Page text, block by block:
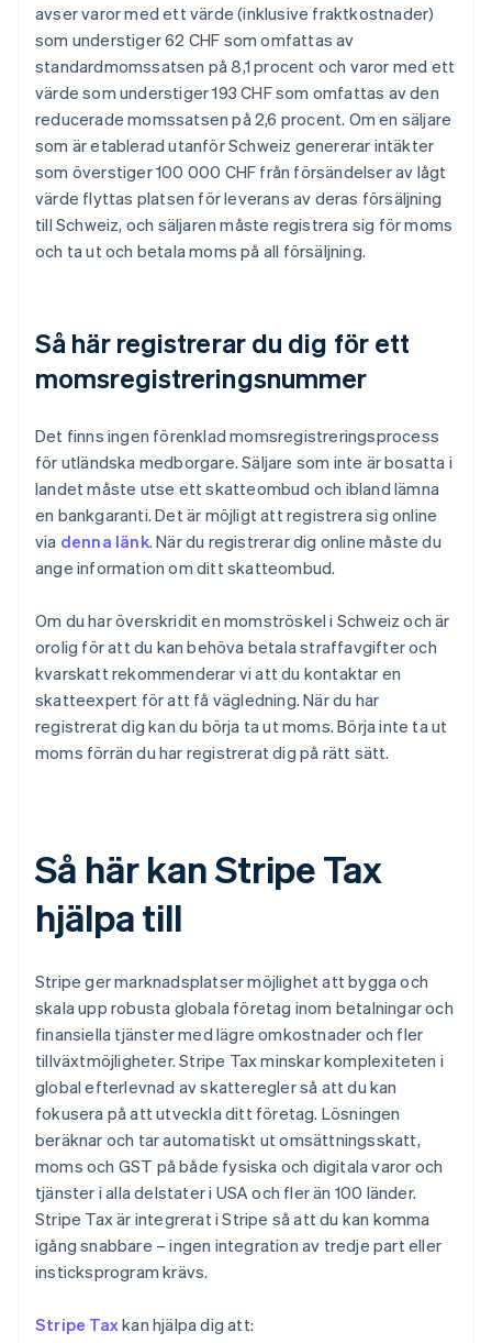
avser varor med ett värde (inklusive fraktkostnader)
som understiger 62 CHF som omfattas av
standardmomssatsen på 8,1 procent och varor med ett
värde som understiger 193 CHF som omfattas av den
reducerade momssatsen på 2,6 procent. Om en säljare
som är etablerad utanför Schweiz genererar intäkter
som överstiger 100 000 CHF från försändelser av lågt
värde flyttas platsen för leverans av deras försäljning
till Schweiz, och säljaren måste registrera sig för moms
och ta ut och betala moms på all försäljning.
Så här registrerar du dig för ett
momsregistreringsnummer
Det finns ingen förenklad momsregistreringsprocess
för utländska medborgare. Säljare som inte är bosatta i
landet måste utse ett skatteombud och ibland lämna
en bankgaranti. Det är möjligt att registrera sig online
via denna länk. När du registrerar dig online måste du
ange information om ditt skatteombud.
Om du har överskridit en momströskel i Schweiz och är
orolig för att du kan behöva betala straffavgifter och
kvarskatt rekommenderar vi att du kontaktar en
skatteexpert för att få vägledning. När du har
registrerat dig kan du börja ta ut moms. Börja inte ta ut
moms förrän du har registrerat dig på rätt sätt.
Så här kan Stripe Tax
hjälpa till
Stripe ger marknadsplatser möjlighet att bygga och
skala upp robusta globala företag inom betalningar och
finansiella tjänster med lägre omkostnader och fler
tillväxtmöjligheter. Stripe Tax minskar komplexiteten i
global efterlevnad av skatteregler så att du kan
fokusera på att utveckla ditt företag. Lösningen
beräknar och tar automatiskt ut omsättningsskatt,
moms och GST på både fysiska och digitala varor och
tjänster i alla delstater i USA och fler än 100 länder.
Stripe Tax är integrerat i Stripe så att du kan komma
igång snabbare – ingen integration av tredje part eller
insticksprogram krävs.
Stripe Taxkan hjälpa dig att: